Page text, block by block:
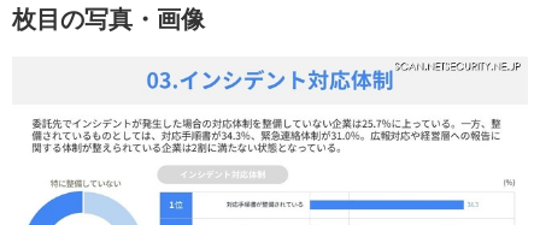
枚目の写真・画像